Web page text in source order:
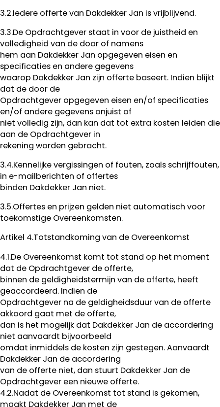
3.2.Iedere offerte van Dakdekker Jan is vrijblijvend.
3.3.De Opdrachtgever staat in voor de juistheid en
volledigheid van de door of namens
hem aan Dakdekker Jan opgegeven eisen en
specificaties en andere gegevens
waarop Dakdekker Jan zijn offerte baseert. Indien blijkt
dat de door de
Opdrachtgever opgegeven eisen en/of specificaties
en/of andere gegevens onjuist of
niet volledig zijn, dan kan dat tot extra kosten leiden die
aan de Opdrachtgever in
rekening worden gebracht.
3.4.Kennelijke vergissingen of fouten, zoals schrijffouten,
in e-mailberichten of offertes
binden Dakdekker Jan niet.
3.5.Offertes en prijzen gelden niet automatisch voor
toekomstige Overeenkomsten.
Artikel 4.Totstandkoming van de Overeenkomst
4.1.De Overeenkomst komt tot stand op het moment
dat de Opdrachtgever de offerte,
binnen de geldigheidstermijn van de offerte, heeft
geaccordeerd. Indien de
Opdrachtgever na de geldigheidsduur van de offerte
akkoord gaat met de offerte,
dan is het mogelijk dat Dakdekker Jan de accordering
niet aanvaardt bijvoorbeeld
omdat inmiddels de kosten zijn gestegen. Aanvaardt
Dakdekker Jan de accordering
van de offerte niet, dan stuurt Dakdekker Jan de
Opdrachtgever een nieuwe offerte.
4.2.Nadat de Overeenkomst tot stand is gekomen,
maakt Dakdekker Jan met de